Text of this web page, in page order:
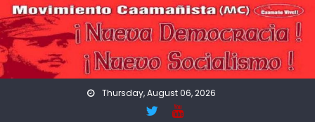
Skip
to
content
Thursday, August 06, 2026